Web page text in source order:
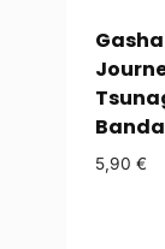
5,90 €